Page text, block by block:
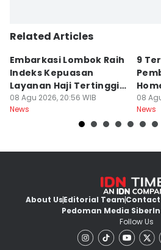
Related Articles
Embarkasi Lombok Raih
Indeks Kepuasan
Layanan Haji Tertinggi
Nasional
08 Agu 2026, 20:56 WIB
News
9
Jaksa
08
News
About UsEditorial TeamContact
Pedoman Media Siber
Follow Us